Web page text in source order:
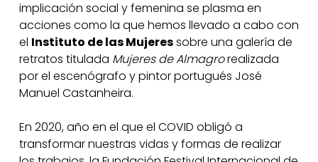
implicación social y femenina se plasma en
acciones como la que hemos llevado a cabo con
el Instituto de las Mujeressobre una galería de
retratos titulada Mujeres de Almagrorealizada
por el escenógrafo y pintor portugués José
Manuel Castanheira.
En 2020, año en el que el COVID obligó a
transformar nuestras vidas y formas de realizar